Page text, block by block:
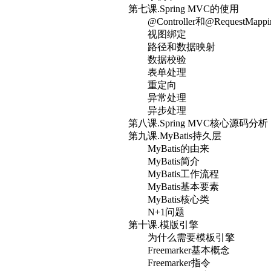
第七课.Spring MVC的使用
@Controller和
视图绑定
路径和数据映射
数据校验
表单处理
重定向
异常处理
异步处理
第八课.Spring MVC核心源码分析
第九课.MyBatis持久层
MyBatis的由来
MyBatis简介
MyBatis工作流程
MyBatis基本要素
MyBatis核心类
N+1问题
第十课.模版引擎
为什么需要模板引擎
Freemarker基本概念
Freemarker指令